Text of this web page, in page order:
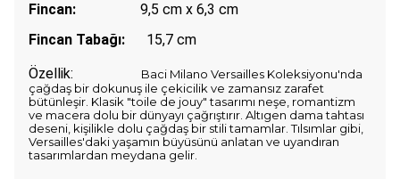
Fincan:
9,5 cm x 6,3 cm
Fincan Tabağı: 15,7 cm
Özellik:
Baci Milano Versailles Koleksiyonu'nda
çağdaş bir dokunuş ile çekicilik ve zamansız zarafet
bütünleşir. Klasik "toile de jouy" tasarımı neşe, romantizm
ve macera dolu bir dünyayı çağrıştırır. Altıgen dama tahtası
deseni, kişilikle dolu çağdaş bir stili tamamlar. Tılsımlar gibi,
Versailles'daki yaşamın büyüsünü anlatan ve uyandıran
tasarımlardan meydana gelir.